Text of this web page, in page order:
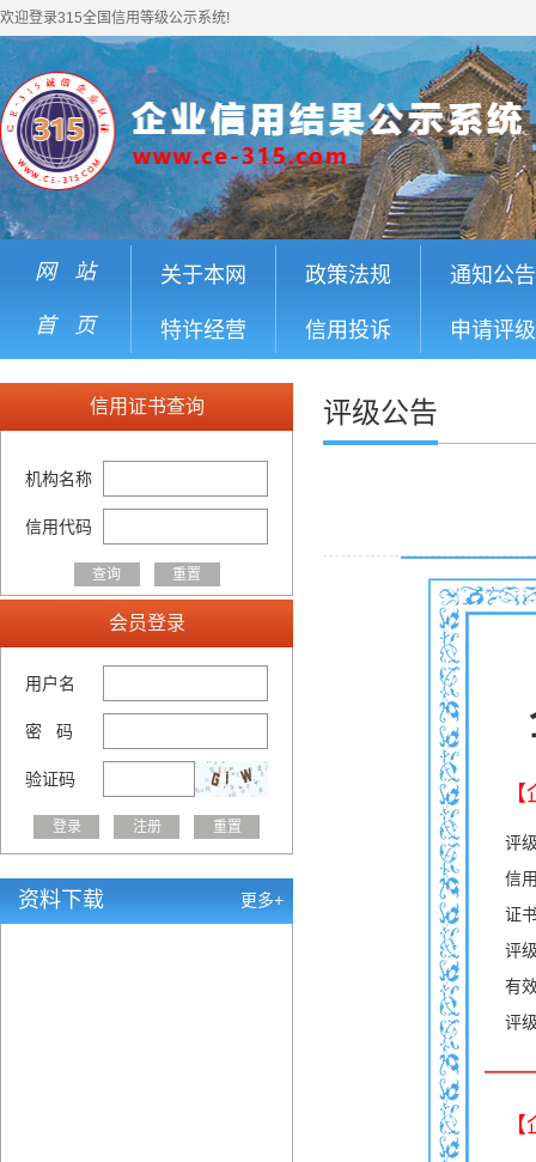
欢迎登录315全国信用等级公示系统!
网 站
首 页
关于本网
特许经营
政策法规
信用投诉
通知公告
申请评级
信用证书查询
机构名称
信用代码
会员登录
用户名
密 码
验证码
资料下载 更多+
评级公告
评
信
证
评
有
评